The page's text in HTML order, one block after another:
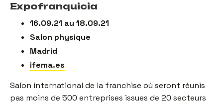
Expofranquicia
16.09.21 au 18.09.21
Salon physique
Madrid
ifema.es
Salon international de la franchise où seront réunis
pas moins de 500 entreprises issues de 20 secteurs